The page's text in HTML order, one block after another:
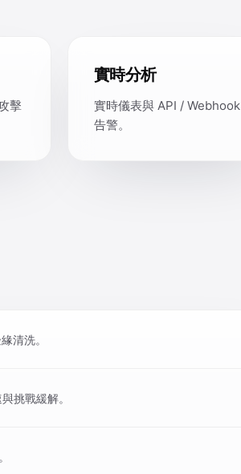
擊
實時分析
實時儀表與 API / Webhook
告警。
清洗。
挑戰緩解。